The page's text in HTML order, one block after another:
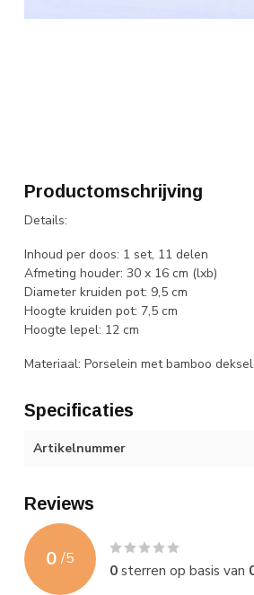
Productomschrijving
Details:
Inhoud per doos: 1 set, 11 delen
Afmeting houder: 30 x 16 cm (lxb)
Diameter kruiden pot: 9,5 cm
Hoogte kruiden pot: 7,5 cm
Hoogte lepel: 12 cm
Materiaal: Porselein met bamboo
Specificaties
Artikelnummer
Reviews
0 /5
0sterren op basis van